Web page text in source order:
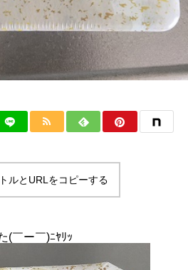
ルとURLをコピーする
(￣ー￣)ﾆﾔﾘｯ